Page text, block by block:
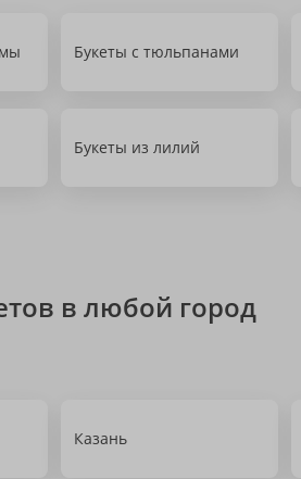
Букеты с тюльпанами
Букеты из лилий
в любой город
Казань